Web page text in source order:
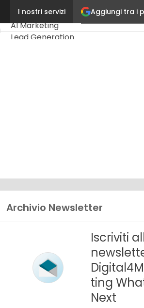
Aggiungi tra i
I nostri servizi
Youtube-
play
Email
Ultimi articoli
AI Marketing
Lead Generation
Archivio Newsletter
Iscriviti
ting
Next